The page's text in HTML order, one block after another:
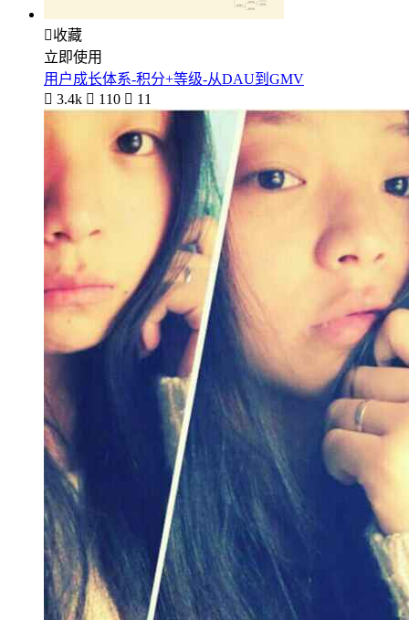
收藏
立即使用
用户成长体系-积分+等级-从DAU到GMV
 3.4k  110  11